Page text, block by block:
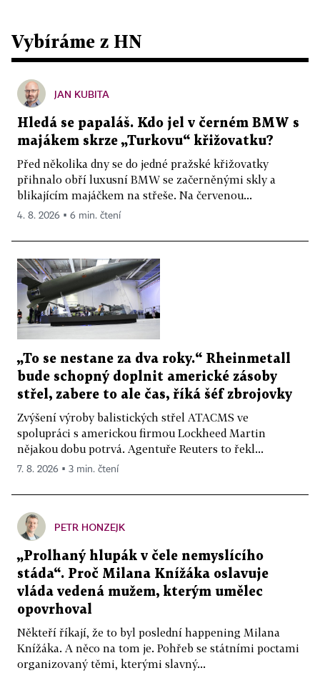
Vybíráme z HN
JAN KUBITA
Hledá se papaláš. Kdo jel v černém BMW s
majákem skrze „Turkovu“ křižovatku?
Před několika dny se do jedné pražské křižovatky
přihnalo obří luxusní BMW se začerněnými skly a
blikajícím majáčkem na střeše. Na červenou...
4. 8. 2026 ▪ 6 min. čtení
„To se nestane za dva roky.“ Rheinmetall
bude schopný doplnit americké zásoby
střel, zabere to ale čas, říká šéf zbrojovky
Zvýšení výroby balistických střel ATACMS ve
spolupráci s americkou firmou Lockheed Martin
nějakou dobu potrvá. Agentuře Reuters to řekl...
7. 8. 2026 ▪ 3 min. čtení
PETR HONZEJK
„Prolhaný hlupák v čele nemyslícího
stáda“. Proč Milana Knížáka oslavuje
vláda vedená mužem, kterým umělec
opovrhoval
Někteří říkají, že to byl poslední happening Milana
Knížáka. A něco na tom je. Pohřeb se státními poctami
organizovaný těmi, kterými slavný...